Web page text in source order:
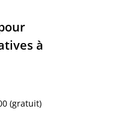
à
(gratuit)